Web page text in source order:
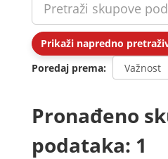
Prikaži napredno
Poredaj prema
Pronađeno
podataka: 1